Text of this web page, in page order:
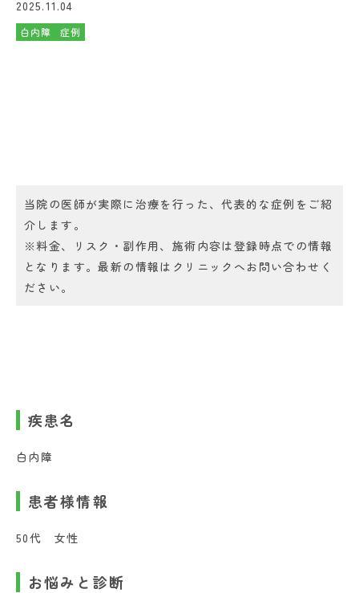
2025.11.04
白内障 症例
当院の医師が実際に治療を行った、代表的な症例をご紹
介します。
※料金、リスク・副作用、施術内容は登録時点での情報
となります。最新の情報はクリニックへお問い合わせく
ださい。
疾患名
白内障
患者様情報
50代 女性
お悩みと診断